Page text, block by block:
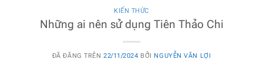
KIẾN THỨC
Những ai nên sử dụng Tiên Thảo Chi
ĐÃ ĐĂNG TRÊN 22/11/2024 BỞI NGUYỄN VĂN LỢI